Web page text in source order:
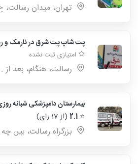
تهران، میدان
پت شاپ پت شرق در نارمک و
امتیازی ثبت نشده
رسالت، هنگام، بعد از
بیمارستان دامپزشکی شبانه
⭐
2.1 (از 17 رای)
بزرگراه رسالت، بین